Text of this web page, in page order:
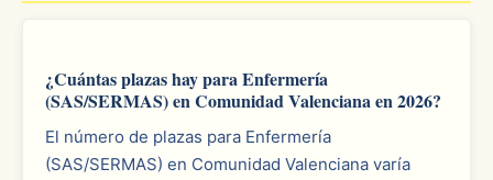
¿Cuántas plazas hay para Enfermería
(SAS/SERMAS) en Comunidad Valenciana en 2026?
El número de plazas para Enfermería
(SAS/SERMAS) en Comunidad Valenciana varía